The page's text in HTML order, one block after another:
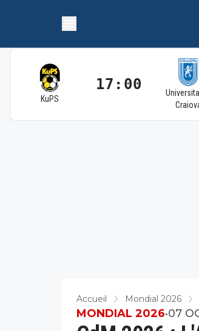
KuPS
17:00
Accueil Mondial 2026
MONDIAL 2026•07